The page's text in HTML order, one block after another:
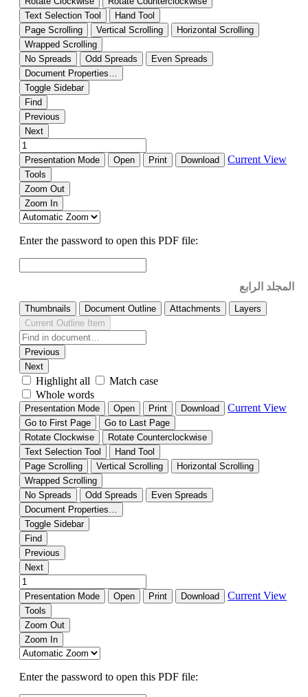
المجلد الرابع